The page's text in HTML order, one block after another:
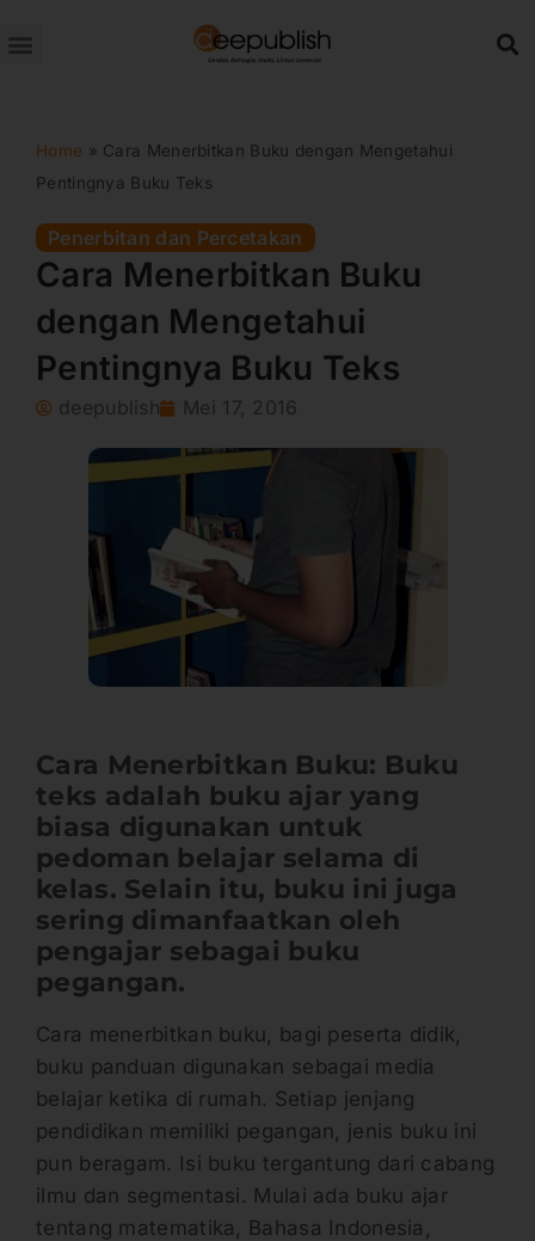
ke
Home » Cara Menerbitkan Buku dengan Mengetahui
Pentingnya Buku Teks
Penerbitan dan Percetakan
Cara Menerbitkan Buku
dengan Mengetahui
Pentingnya Buku Teks
deepublish Mei 17, 2016
Cara Menerbitkan Buku: Buku
teks adalah buku ajar yang
biasa digunakan untuk
pedoman belajar selama di
kelas. Selain itu, buku ini juga
sering dimanfaatkan oleh
pengajar sebagai buku
pegangan.
Cara menerbitkan buku, bagi peserta didik,
buku panduan digunakan sebagai media
belajar ketika di rumah. Setiap jenjang
pendidikan memiliki pegangan, jenis buku ini
pun beragam. Isi buku tergantung dari cabang
ilmu dan segmentasi. Mulai ada buku ajar
tentang matematika, Bahasa Indonesia,